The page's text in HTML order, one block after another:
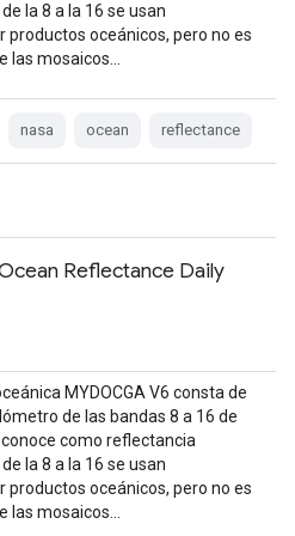
la 8 a la 16 se usan
oceánicos, pero no es
las mosaicos…
nasa ocean reflectance
Reflectance Daily
MYDOCGA V6 consta de
de las bandas 8 a 16 de
como reflectancia
la 8 a la 16 se usan
oceánicos, pero no es
las mosaicos…